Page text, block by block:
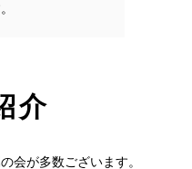
介
会が多数ございます。